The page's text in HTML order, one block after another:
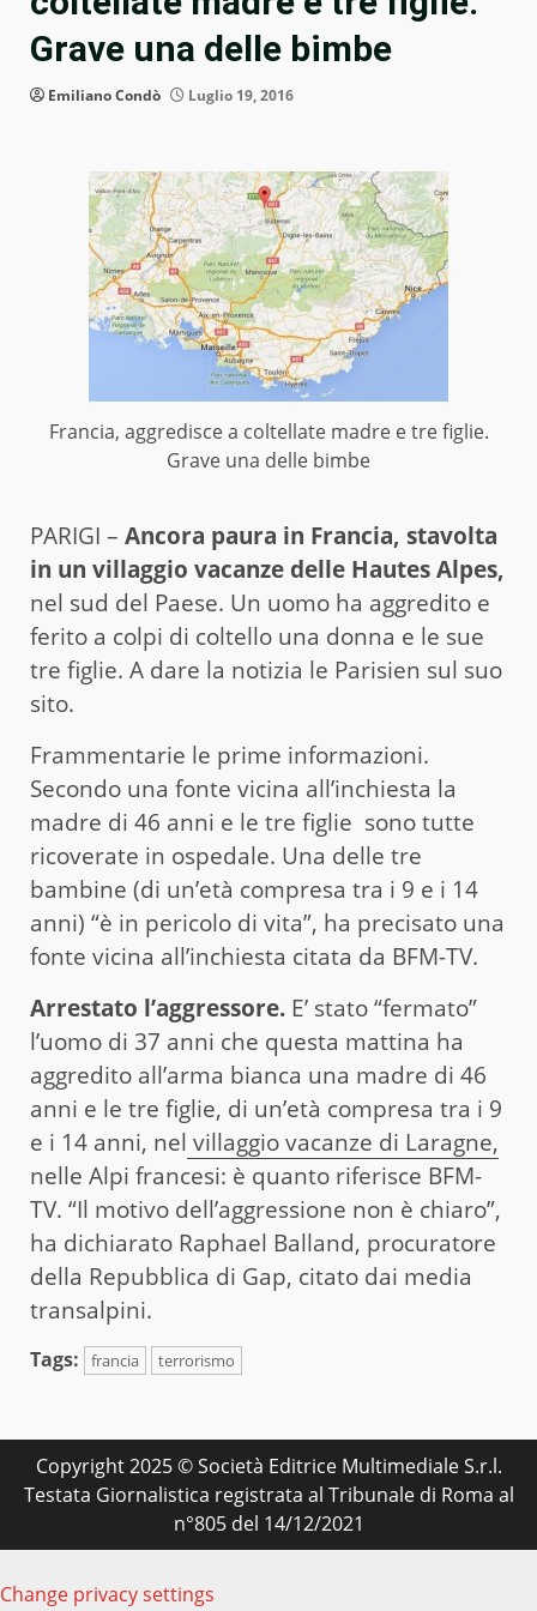
Grave una delle bimbe
Emiliano Condò Luglio 19, 2016
Francia, aggredisce a coltellate madre e tre figlie.
Grave una delle bimbe
PARIGI – Ancora paura in Francia, stavolta
in un villaggio vacanze delle Hautes Alpes,
nel sud del Paese. Un uomo ha aggredito e
ferito a colpi di coltello una donna e le sue
tre figlie. A dare la notizia le Parisien sul suo
sito.
Frammentarie le prime informazioni.
Secondo una fonte vicina all’inchiesta la
madre di 46 anni e le tre figlie sono tutte
ricoverate in ospedale. Una delle tre
bambine (di un’età compresa tra i 9 e i 14
anni) “è in pericolo di vita”, ha precisato una
fonte vicina all’inchiesta citata da BFM-TV.
Arrestato l’aggressore. E’ stato “fermato”
l’uomo di 37 anni che questa mattina ha
aggredito all’arma bianca una madre di 46
anni e le tre figlie, di un’età compresa tra i 9
e i 14 anni, nel villaggio vacanze di Laragne,
nelle Alpi francesi: è quanto riferisce BFM-
TV. “Il motivo dell’aggressione non è chiaro”,
ha dichiarato Raphael Balland, procuratore
della Repubblica di Gap, citato dai media
transalpini.
Tags: francia terrorismo
Copyright 2025 © Società Editrice Multimediale S.r.l.
Testata Giornalistica registrata al Tribunale di Roma al
n°805 del 14/12/2021
Change privacy settings